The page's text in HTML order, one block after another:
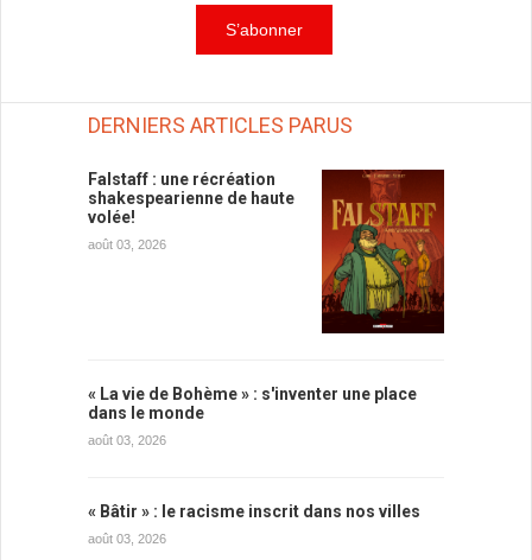
DERNIERS ARTICLES PARUS
Falstaff : une récréation
shakespearienne de haute
volée!
août 03, 2026
« La vie de Bohème » : s'inventer une place
dans le monde
août 03, 2026
« Bâtir » : le racisme inscrit dans nos villes
août 03, 2026